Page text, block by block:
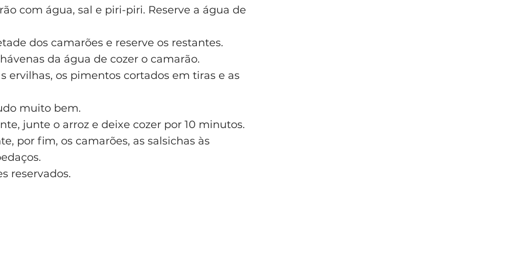
com água, sal e piri-piri. Reserve a água de
dos camarões e reserve os restantes.
da água de cozer o camarão.
ervilhas, os pimentos cortados em tiras e as
muito bem.
junte o arroz e deixe cozer por 10 minutos.
por fim, os camarões, as salsichas às
reservados.